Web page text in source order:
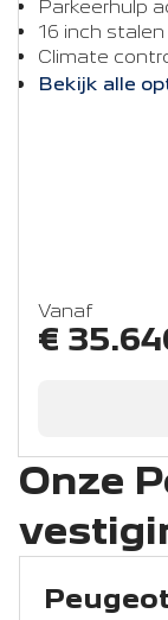
Parkeerhulp
16 inch
Climate
Bekijk alle
Vanaf
€
Onze